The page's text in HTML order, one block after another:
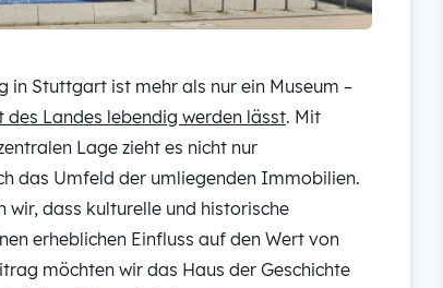
in Stuttgart ist mehr als nur ein Museum –
Landes lebendig werden lässt. Mit
Lage zieht es nicht nur
das Umfeld der umliegenden Immobilien.
wir, dass kulturelle und historische
erheblichen Einfluss auf den Wert von
möchten wir das Haus der Geschichte